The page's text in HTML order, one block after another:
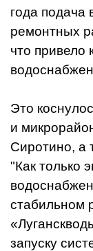
года подача
ремонтных
что привело
Это
и
Сиротино, а
"Как только
стабильном
запуску